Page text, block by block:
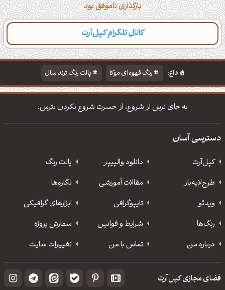
بارگذاری ناموفق بود
کانال تلگرام کپل‌آرت
دسته‌بندی مطالب تازه تایپوگرافی پالت‌ها
داغ: رنگ قهوه‌ای موکا
پالت رنگ ترند سال
دانلود والپیپر مذهبی
تایپوگرافی شعر مولانا
به جای ترس از شروع، از حسرت شروع نکردن بترس.
دسترسی آسان
کپل‌آرت دانلود‌ والپیپر
پالت رنگ
طرح‌لایه‌باز
مقالات آموزشی
نگاره‌ها
ویدئو
‌تایپوگرافی
ابزارهای گرافیکی
رنگ‌ها
شرایط و قوانین
سفارش پروژه
درباره من
تماس با من تغییرات سایت
فضای مجازی کپل‌آرت